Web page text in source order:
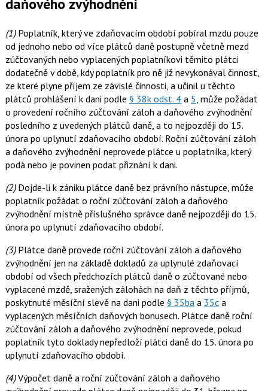
daňového zvýhodnění
(1)Poplatník, který ve zdaňovacím období pobíral mzdu pouze
od jednoho nebo od více plátců daně postupně včetně mezd
zúčtovaných nebo vyplacených poplatníkovi těmito plátci
dodatečně v době, kdy poplatník pro ně již nevykonával činnost,
ze které plyne příjem ze závislé činnosti, a učinil u těchto
plátců prohlášení k dani podle § 38k odst. 4a 5 , může požádat
o provedení ročního zúčtování záloh a daňového zvýhodnění
posledního z uvedených plátců daně, a to nejpozději do 15.
února po uplynutí zdaňovacího období. Roční zúčtování záloh
a daňového zvýhodnění neprovede plátce u poplatníka, který
podá nebo je povinen podat přiznání k dani.
(2)Dojde-li k zániku plátce daně bez právního nástupce, může
poplatník požádat o roční zúčtování záloh a daňového
zvýhodnění místně příslušného správce daně nejpozději do 15.
února po uplynutí zdaňovacího období.
(3)Plátce daně provede roční zúčtování záloh a daňového
zvýhodnění jen na základě dokladů za uplynulé zdaňovací
období od všech předchozích plátců daně o zúčtované nebo
vyplacené mzdě, sražených zálohách na daň z těchto příjmů,
poskytnuté měsíční slevě na dani podle § 35ba a 35ca
vyplacených měsíčních daňových bonusech. Plátce daně roční
zúčtování záloh a daňového zvýhodnění neprovede, pokud
poplatník tyto doklady nepředloží plátci daně do 15. února po
uplynutí zdaňovacího období.
(4)Výpočet daně a roční zúčtování záloh a daňového